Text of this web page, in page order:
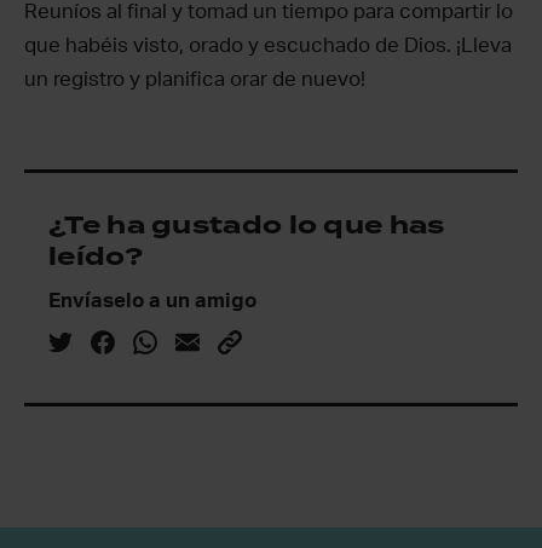
Reuníos al final y tomad un tiempo para compartir lo
que habéis visto, orado y escuchado de Dios. ¡Lleva
un registro y planifica orar de nuevo!
¿Te ha gustado lo que has
leído?
Envíaselo a un amigo